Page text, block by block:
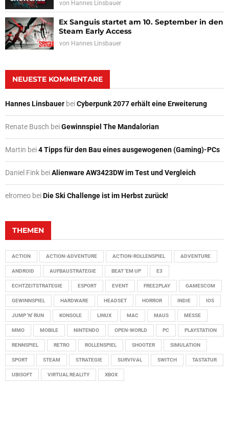
von Hannes Linsbauer
Ex Sanguis startet am 10. September in den
Steam Early Access
von Hannes Linsbauer
NEUESTE KOMMENTARE
Hannes Linsbauer beiCyberpunk 2077 erhält eine Erweiterung
Renate Busch beiGewinnspiel The Mandalorian
Martin bei4 Tipps für den Bau eines ausgewogenen (Gaming)-PCs
Daniel Fink beiAlienware AW3423DW im Test und Vergleich
elromeo beiDie Ski Challenge ist im Herbst zurück!
THEMEN
ACTION ACTION-ADVENTURE ACTION-ROLLENSPIEL ADVENTURE
ANDROID AUFBAUSTRATEGIE BEAT 'EM UP E3
ECHTZEITSTRATEGIE ESPORT EVENT FREE2PLAY GAMESCOM
GEWINNSPIEL HARDWARE HEADSET HORROR INDIE IOS
JUMP 'N' RUN KONSOLE LINUX MAC MAUS MESSE
MMO MOBILE NINTENDO OPEN-WORLD PC PLAYSTATION
RENNSPIEL RETRO ROLLENSPIEL SHOOTER SIMULATION
SPORT STEAM STRATEGIE SURVIVAL SWITCH TASTATUR
UBISOFT VIRTUAL REALITY XBOX